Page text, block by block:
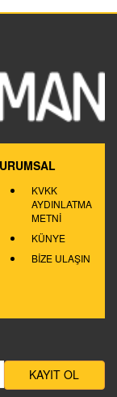
KVKK
AYDINLATMA
METNİ
KÜNYE
BİZE ULAŞIN
KAYIT OL